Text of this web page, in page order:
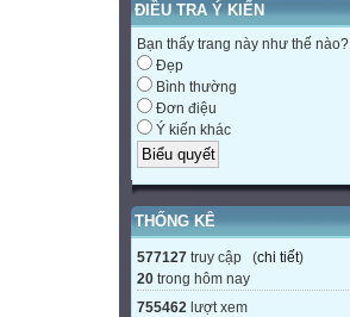
ĐIỀU TRA Ý KIẾN
Bạn thấy trang này như thế nào?
Đẹp
Bình thường
Đơn điệu
Ý kiến khác
THỐNG KÊ
577127 truy cập (chi tiết)
20 trong hôm nay
755462 lượt xem